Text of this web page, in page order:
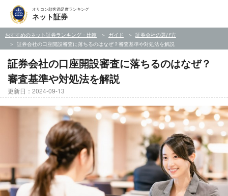
オリコン顧客満足度ランキング
ネット証券
おすすめのネット証券ランキング・比較 ガイド
証券会社の選び方
証券会社の口座開設審査に落ちるのはなぜ？審査基準や対処法を解説
証券会社の口座開設審査に落ちるのはなぜ？
審査基準や対処法を解説
更新日：2024-09-13